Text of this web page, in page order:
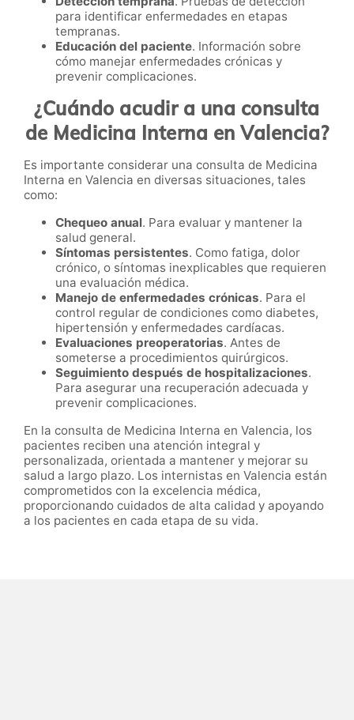
para identificar enfermedades en etapas
tempranas.
Educación del paciente. Información sobre
cómo manejar enfermedades crónicas y
prevenir complicaciones.
¿Cuándo acudir a una consulta
de Medicina Interna en Valencia?
Es importante considerar una consulta de Medicina
Interna en Valencia en diversas situaciones, tales
como:
Chequeo anual. Para evaluar y mantener la
salud general.
Síntomas persistentes. Como fatiga, dolor
crónico, o síntomas inexplicables que requieren
una evaluación médica.
Manejo de enfermedades crónicas. Para el
control regular de condiciones como diabetes,
hipertensión y enfermedades cardíacas.
Evaluaciones preoperatorias. Antes de
someterse a procedimientos quirúrgicos.
Seguimiento después de hospitalizaciones.
Para asegurar una recuperación adecuada y
prevenir complicaciones.
En la consulta de Medicina Interna en Valencia, los
pacientes reciben una atención integral y
personalizada, orientada a mantener y mejorar su
salud a largo plazo. Los internistas en Valencia están
comprometidos con la excelencia médica,
proporcionando cuidados de alta calidad y apoyando
a los pacientes en cada etapa de su vida.